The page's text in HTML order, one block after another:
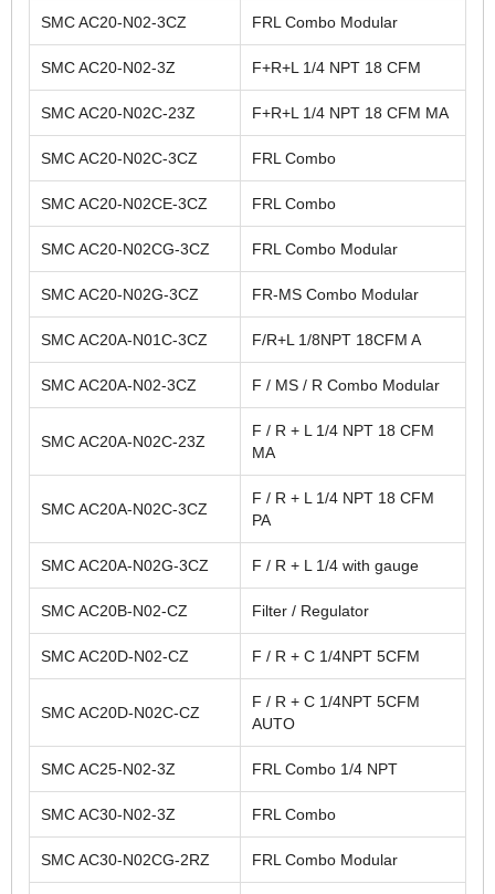
SMC AC20-N02-3CZ FRL Combo Modular
SMC AC20-N02-3Z F+R+L 1/4 NPT 18 CFM
SMC AC20-N02C-23Z F+R+L 1/4 NPT 18 CFM MA
SMC AC20-N02C-3CZ FRL Combo
SMC AC20-N02CE-3CZ FRL Combo
SMC AC20-N02CG-3CZ FRL Combo Modular
SMC AC20-N02G-3CZ FR-MS Combo Modular
SMC AC20A-N01C-3CZ F/R+L 1/8NPT 18CFM A
SMC AC20A-N02-3CZ F / MS / R Combo Modular
SMC AC20A-N02C-23Z
F / R + L 1/4 NPT 18 CFM
MA
SMC AC20A-N02C-3CZ
F / R + L 1/4 NPT 18 CFM
PA
SMC AC20A-N02G-3CZ F / R + L 1/4 with gauge
SMC AC20B-N02-CZ Filter / Regulator
SMC AC20D-N02-CZ F / R + C 1/4NPT 5CFM
SMC AC20D-N02C-CZ
F / R + C 1/4NPT 5CFM
AUTO
SMC AC25-N02-3Z FRL Combo 1/4 NPT
SMC AC30-N02-3Z FRL Combo
SMC AC30-N02CG-2RZ FRL Combo Modular